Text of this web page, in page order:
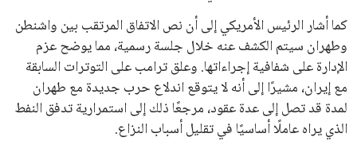
كما أشار الرئيس الأمريكي إلى أن نص الاتفاق المرتقب بين واشنطن
وطهران سيتم الكشف عنه خلال جلسة رسمية، مما يوضح عزم
الإدارة على شفافية إجراءاتها. وعلق ترامب على التوترات السابقة
مع إيران، مشيرًا إلى أنه لا يتوقع اندلاع حرب جديدة مع طهران
لمدة قد تصل إلى عدة عقود، مرجعًا ذلك إلى استمرارية تدفق النفط
الذي يراه عاملًا أساسيًا في تقليل أسباب النزاع.